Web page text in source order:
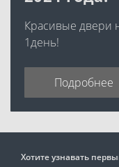
Красивые двери
1день!
Подробнее
Хотите узнавать